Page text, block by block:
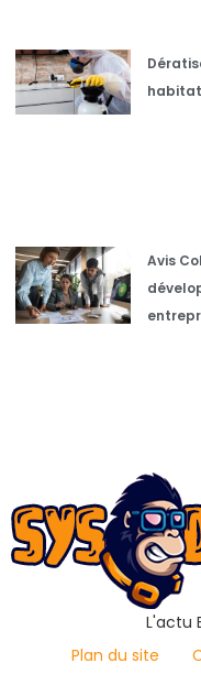
habitat
Avis
L'actu
Plan du site